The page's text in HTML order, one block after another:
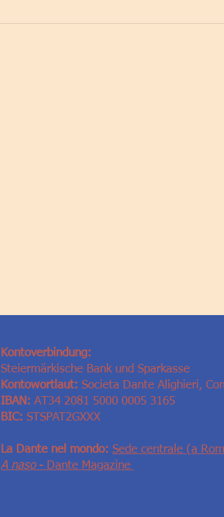
Kontoverbindung:
Steiermärkische Bank und Sparkasse
Kontowortlaut: Societa Dante Alighieri,
IBAN: AT34 2081 5000 0005 3165
BIC: STSPAT2GXXX
La Dante nel mondo: Sede centrale (a
A naso- Dante Magazine